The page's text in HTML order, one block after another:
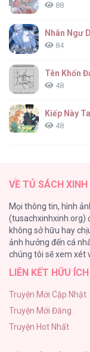
88
Nhân Ngư
84
Tên Khốn
48
Kiếp Này
48
44
Cash Or
44
BÌNH MINH
ONESHOT
31
VỀ TỦ SÁCH XINH
Mọi thông tin, hình
(tusachxinhxinh.org)
không sở hữu hay
ảnh hưởng đến cá
chúng tôi sẽ xem xét
LIÊN KẾT HỮU ÍCH
Truyện Mới Cập Nhật
Truyện Mới Đăng
Truyện Hot Nhất